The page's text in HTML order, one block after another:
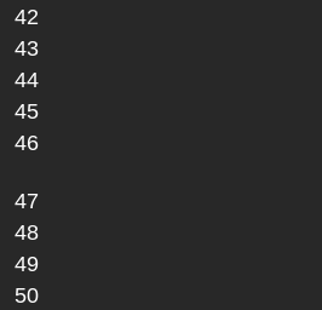
42
43
44
45
46
47
48
49
50